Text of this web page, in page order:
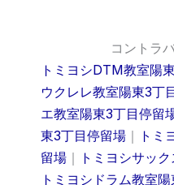
コントラ
トミヨシDTM教室陽
ウクレレ教室陽東3丁
エ教室陽東3丁目停留
東3丁目停留場 ｜ トミ
留場 ｜ トミヨシサッ
トミヨシドラム教室